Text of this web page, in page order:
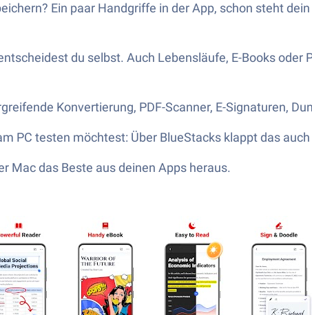
Ein paar Handgriffe in der App, schon steht
du selbst. Auch Lebensläufe, E-Books oder
Konvertierung, PDF-Scanner, E-Signaturen,
PC testen möchtest: Über BlueStacks klappt das
Mac das Beste aus deinen Apps heraus.